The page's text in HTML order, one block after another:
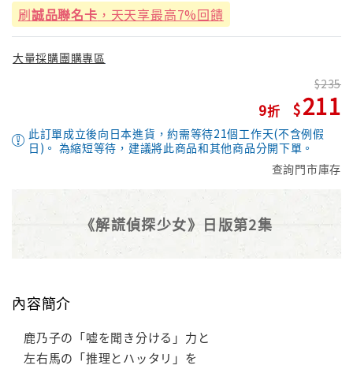
刷誠品聯名卡 ，天天享最高7%回饋
大量採購團購專區
9
235
211
此訂單成立後向日本進貨，約需等待21個工作天(不含例假
日)。 為縮短等待，建議將此商品和其他商品分開下單。
查詢門市庫存
《解謊偵探少女》日版第2集
內容簡介
鹿乃子の「嘘を聞き分ける」力と
左右馬の「推理とハッタリ」を